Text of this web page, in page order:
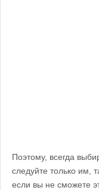
Поэтому, всегда
следуйте только им,
если вы не сможете